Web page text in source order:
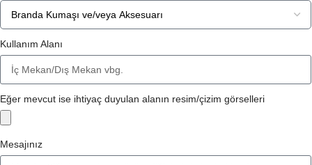
Kullanım Alanı
Eğer mevcut ise ihtiyaç duyulan alanın resim/çizim görselleri
Mesajınız